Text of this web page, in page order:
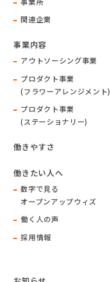
関連企業
事業内容
アウトソーシング事業
プロダクト事業
(フラワーアレンジメント)
プロダクト事業
(ステーショナリー)
働きやすさ
働きたい人へ
数字で見る
オープンアップウィズ
働く人の声
採用情報